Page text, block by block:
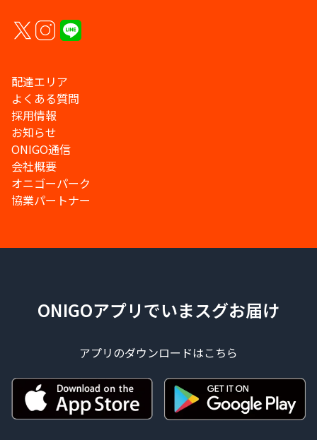
配達エリア
よくある質問
採用情報
お知らせ
ONIGO通信
会社概要
オニゴーパーク
協業パートナー
ONIGOアプリでいまスグお届け
アプリのダウンロードはこちら